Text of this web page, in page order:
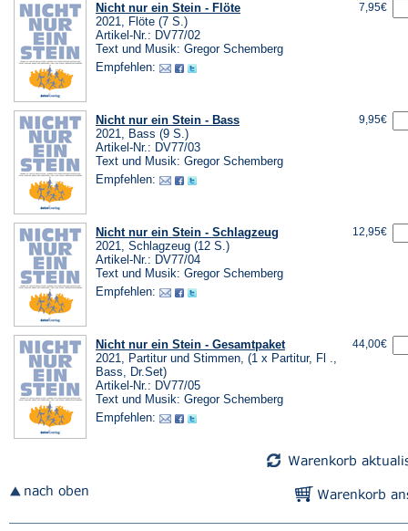
Nicht nur ein Stein - Flöte
2021, Flöte (7 S.)
Artikel-Nr.: DV77/02
Text und Musik: Gregor Schemberg
Empfehlen:
7,95€
Nicht nur ein Stein - Bass
2021, Bass (9 S.)
Artikel-Nr.: DV77/03
Text und Musik: Gregor Schemberg
Empfehlen:
9,95€
Nicht nur ein Stein - Schlagzeug
2021, Schlagzeug (12 S.)
Artikel-Nr.: DV77/04
Text und Musik: Gregor Schemberg
Empfehlen:
12,95€
Nicht nur ein Stein - Gesamtpaket
2021, Partitur und Stimmen, (1 x Partitur, Fl .,
Bass, Dr.Set)
Artikel-Nr.: DV77/05
Text und Musik: Gregor Schemberg
Empfehlen:
44,00€